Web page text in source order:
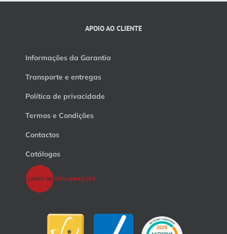
APOIO AO CLIENTE
Informações da Garantia
Transporte e entregas
Política de privacidade
Termos e Condições
Contactos
Catálogos